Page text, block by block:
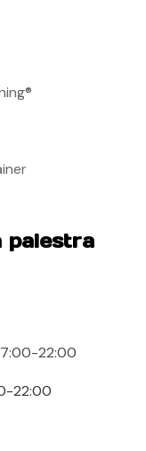
palestra
7:00-22:00
22:00